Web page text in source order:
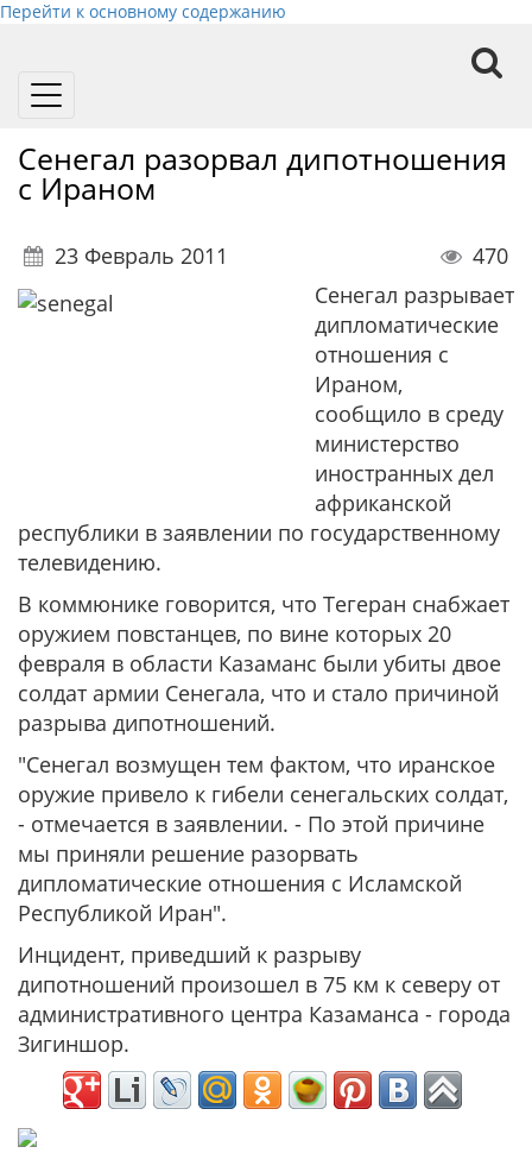
Перейти к основному содержанию
Toggle
Сенегал разорвал дипотношения
с Ираном
23 Февраль 2011
470
Сенегал разрывает
дипломатические
отношения с
Ираном,
сообщило в среду
министерство
иностранных дел
африканской
республики в заявлении по государственному
телевидению.
В коммюнике говорится, что Тегеран снабжает
оружием повстанцев, по вине которых 20
февраля в области Казаманс были убиты двое
солдат армии Сенегала, что и стало причиной
разрыва дипотношений.
"Сенегал возмущен тем фактом, что иранское
оружие привело к гибели сенегальских солдат,
- отмечается в заявлении. - По этой причине
мы приняли решение разорвать
дипломатические отношения с Исламской
Республикой Иран".
Инцидент, приведший к разрыву
дипотношений произошел в 75 км к северу от
административного центра Казаманса - города
Зигиншор.